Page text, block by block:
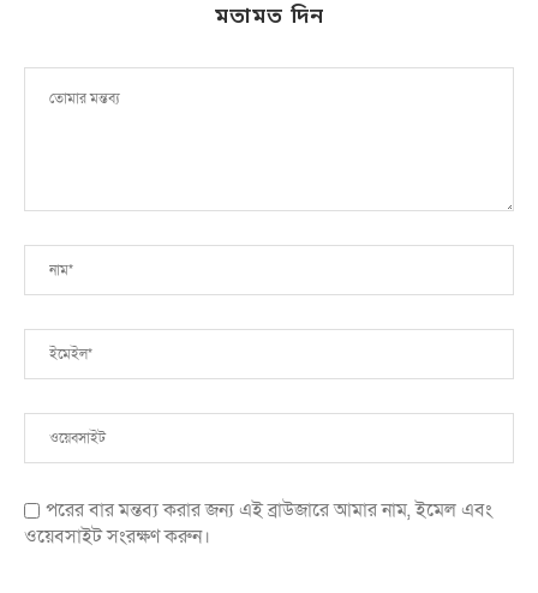
মতামত দিন
পরের বার মন্তব্য করার জন্য এই ব্রাউজারে আমার নাম, ইমেল এবং
ওয়েবসাইট সংরক্ষণ করুন।